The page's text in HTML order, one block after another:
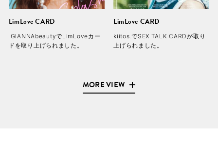
LimLove CARD
GIANNAbeautyでLimLoveカー
ドを取り上げられました。
LimLove CARD
kiitos.でSEX TALK CARDが取り
上げられました。
MORE VIEW